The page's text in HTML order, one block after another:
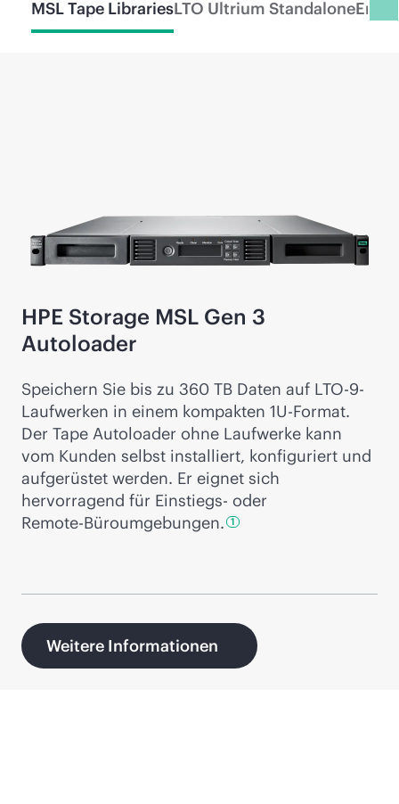
MSL Tape LibrariesLTO Ultrium Standalone
HPE Storage MSL Gen 3
Autoloader
Speichern Sie bis zu 360 TB Daten auf LTO-9-
Laufwerken in einem kompakten 1U-Format.
Der Tape Autoloader ohne Laufwerke kann
vom Kunden selbst installiert, konfiguriert und
aufgerüstet werden. Er eignet sich
hervorragend für Einstiegs- oder
Remote-Büroumgebungen. 1
Weitere Informationen